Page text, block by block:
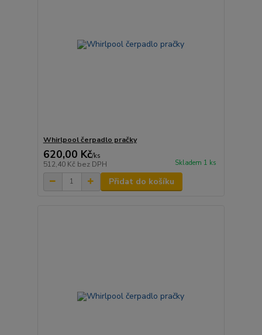
Whirlpool čerpadlo pračky
620,00 Kč/ks
512,40 Kč bez DPH Skladem 1 ks
Přidat do košíku